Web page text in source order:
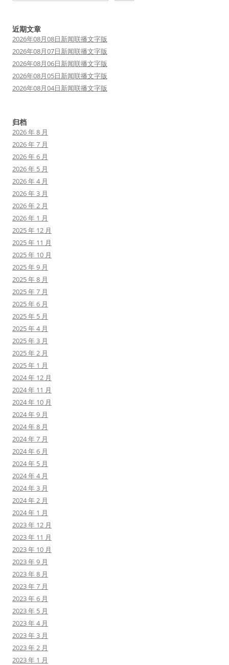
近期文章
2026年08月08日新闻联播文字版
2026年08月07日新闻联播文字版
2026年08月06日新闻联播文字版
2026年08月05日新闻联播文字版
2026年08月04日新闻联播文字版
归档
2026 年 8 月
2026 年 7 月
2026 年 6 月
2026 年 5 月
2026 年 4 月
2026 年 3 月
2026 年 2 月
2026 年 1 月
2025 年 12 月
2025 年 11 月
2025 年 10 月
2025 年 9 月
2025 年 8 月
2025 年 7 月
2025 年 6 月
2025 年 5 月
2025 年 4 月
2025 年 3 月
2025 年 2 月
2025 年 1 月
2024 年 12 月
2024 年 11 月
2024 年 10 月
2024 年 9 月
2024 年 8 月
2024 年 7 月
2024 年 6 月
2024 年 5 月
2024 年 4 月
2024 年 3 月
2024 年 2 月
2024 年 1 月
2023 年 12 月
2023 年 11 月
2023 年 10 月
2023 年 9 月
2023 年 8 月
2023 年 7 月
2023 年 6 月
2023 年 5 月
2023 年 4 月
2023 年 3 月
2023 年 2 月
2023 年 1 月